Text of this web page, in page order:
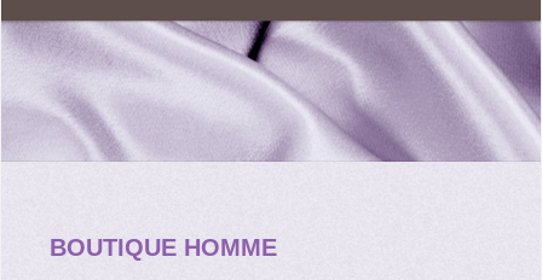
contenu
BOUTIQUE HOMME